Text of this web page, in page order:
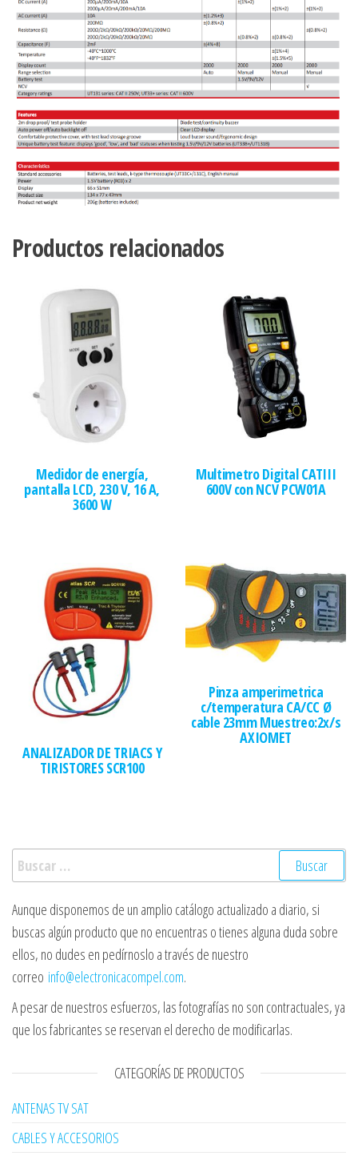
Productos relacionados
Medidor de energía,
pantalla LCD, 230 V, 16 A,
3600 W
Multimetro Digital CATIII
600V con NCV PCW01A
ANALIZADOR DE TRIACS Y
TIRISTORES SCR100
Pinza amperimetrica
c/temperatura CA/CC Ø
cable 23mm Muestreo:2x/s
AXIOMET
Buscar:
Aunque disponemos de un amplio catálogo actualizado a diario, si
buscas algún producto que no encuentras o tienes alguna duda sobre
ellos, no dudes en pedírnoslo a través de nuestro
correo info@electronicacompel.com.
A pesar de nuestros esfuerzos, las fotografías no son contractuales, ya
que los fabricantes se reservan el derecho de modificarlas.
CATEGORÍAS DE PRODUCTOS
ANTENAS TV SAT
CABLES Y ACCESORIOS